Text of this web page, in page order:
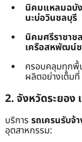
นิคมแหลมฉบั
นะบ่อวินชลบุรี
นิคมศรีราชาช
เครือสหพัฒน์
ครอบคลุมทุกพื้
ผลิตอย่างเต็มที่
2. จังหวัดระยอง
บริการ รถเครนรับจ้
อุตสาหกรรม: